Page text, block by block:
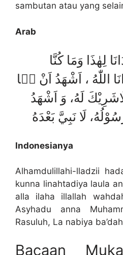
sambutan atau yang
Arab
لِهٰذَا وَمَا كُنَّا
اللّٰهُ ، اَشْهَدُ اَنْ لۤا
لَاشَرِيْكَ لَهُ، وَ اَشْهَدُ
لَا نَبِيَّ بَعْدَهُ
Indonesianya
Alhamdulillahi-lladzii
kunna linahtadiya laula
alla ilaha illallah
Asyhadu anna
Rasuluh, La nabiya
Bacaan